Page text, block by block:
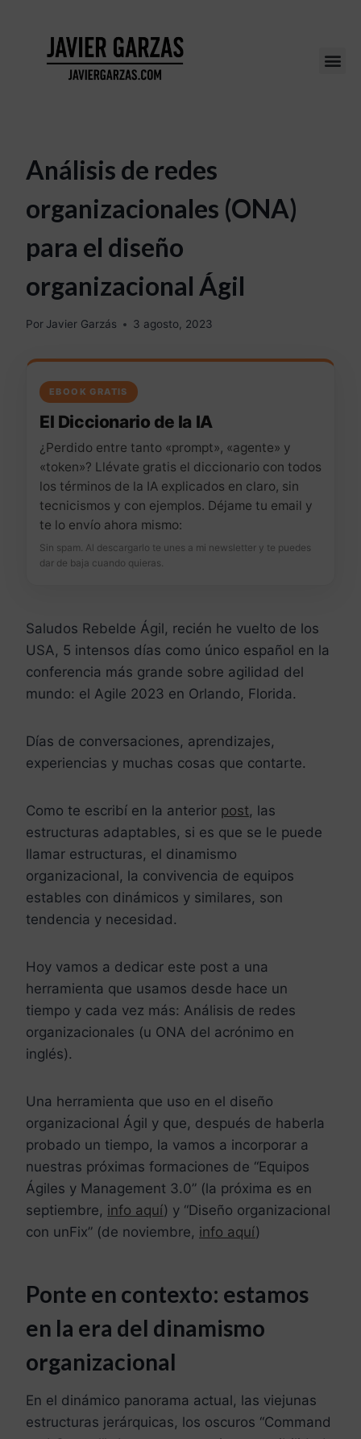
Análisis de redes
organizacionales (ONA)
para el diseño
organizacional Ágil
Por Javier Garzás 3 agosto, 2023
EBOOK GRATIS
El Diccionario de la IA
¿Perdido entre tanto «prompt», «agente» y
«token»? Llévate gratis el diccionario con todos
los términos de la IA explicados en claro, sin
tecnicismos y con ejemplos. Déjame tu email y
te lo envío ahora mismo:
Sin spam. Al descargarlo te unes a mi newsletter y te puedes
dar de baja cuando quieras.
Saludos Rebelde Ágil, recién he vuelto de los
USA, 5 intensos días como único español en la
conferencia más grande sobre agilidad del
mundo: el Agile 2023 en Orlando, Florida.
Días de conversaciones, aprendizajes,
experiencias y muchas cosas que contarte.
Como te escribí en la anterior post, las
estructuras adaptables, si es que se le puede
llamar estructuras, el dinamismo
organizacional, la convivencia de equipos
estables con dinámicos y similares, son
tendencia y necesidad.
Hoy vamos a dedicar este post a una
herramienta que usamos desde hace un
tiempo y cada vez más: Análisis de redes
organizacionales (u ONA del acrónimo en
inglés).
Una herramienta que uso en el diseño
organizacional Ágil y que, después de haberla
probado un tiempo, la vamos a incorporar a
nuestras próximas formaciones de “Equipos
Ágiles y Management 3.0” (la próxima es en
septiembre, info aquí) y “Diseño organizacional
con unFix” (de noviembre, info aquí)
Ponte en contexto: estamos
en la era del dinamismo
organizacional
En el dinámico panorama actual, las viejunas
estructuras jerárquicas, los oscuros “Command